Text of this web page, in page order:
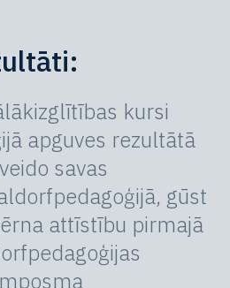
kursi
apguves rezultātā
savas
gūst
attīstību pirmajā